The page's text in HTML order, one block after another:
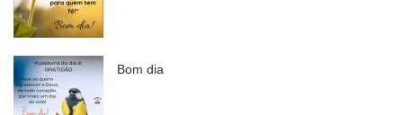
Bom dia